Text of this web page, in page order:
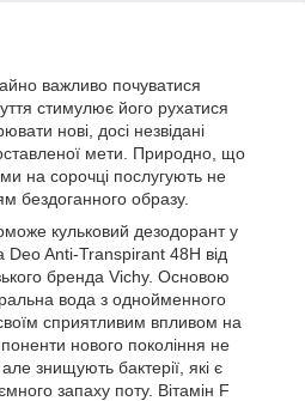
важливо почуватися
стимулює його рухатися
нові, досі незвідані
мети. Природно, що
на сорочці послугують не
бездоганного образу.
кульковий дезодорант у
Deo Anti-Transpirant 48H від
бренда Vichy. Основою
вода з однойменного
сприятливим впливом на
нового покоління не
знищують бактерії, які є
запаху поту. Вітамін F